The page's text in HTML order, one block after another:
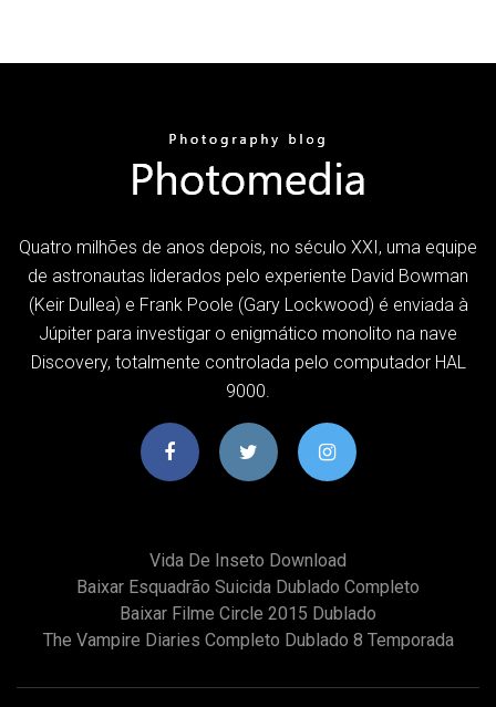
Quatro milhões de anos depois, no século XXI, uma equipe
de astronautas liderados pelo experiente David Bowman
(Keir Dullea) e Frank Poole (Gary Lockwood) é enviada à
Júpiter para investigar o enigmático monolito na nave
Discovery, totalmente controlada pelo computador HAL
9000.
Vida De Inseto Download
Baixar Esquadrão Suicida Dublado Completo
Baixar Filme Circle 2015 Dublado
The Vampire Diaries Completo Dublado 8 Temporada